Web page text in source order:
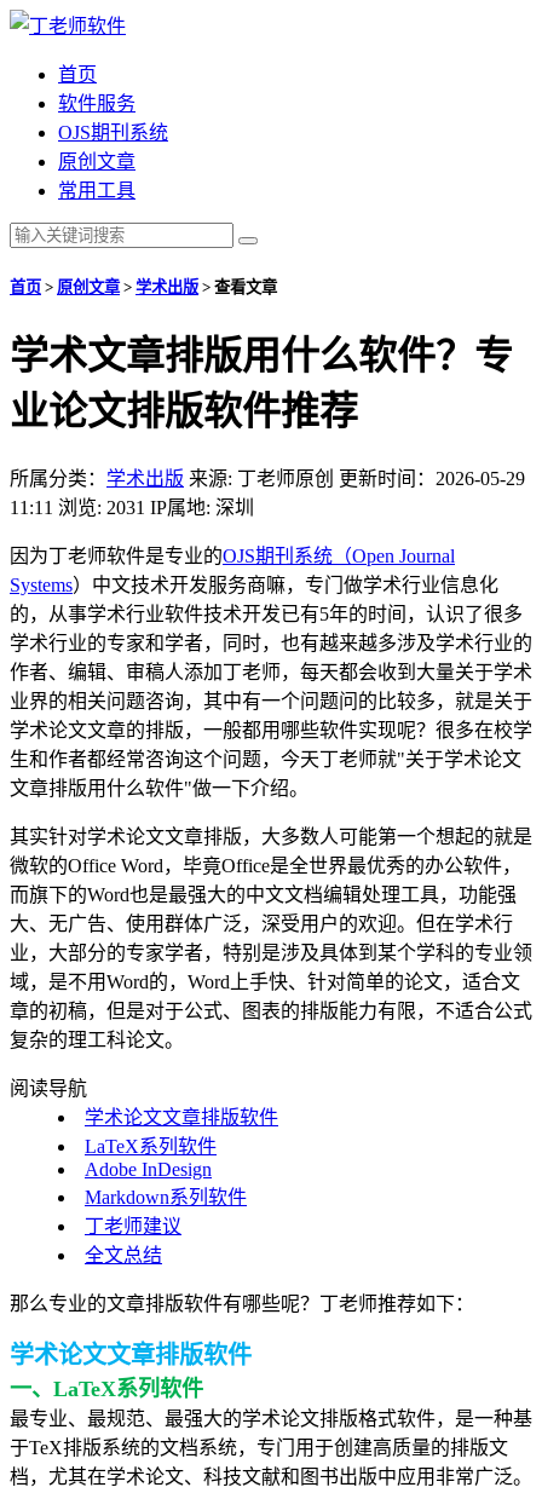
首页
软件服务
OJS期刊系统
原创文章
常用工具
首页 > 原创文章> 学术出版 > 查看文章
学术文章排版用什么软件？专
业论文排版软件推荐
所属分类： 学术出版 来源: 丁老师原创 更新时间：2026-05-29
11:11 浏览: 2031 IP属地: 深圳
因为丁老师软件是专业的OJS期刊系统（Open Journal
Systems）中文技术开发服务商嘛，专门做学术行业信息化
的，从事学术行业软件技术开发已有5年的时间，认识了很多
学术行业的专家和学者，同时，也有越来越多涉及学术行业的
作者、编辑、审稿人添加丁老师，每天都会收到大量关于学术
业界的相关问题咨询，其中有一个问题问的比较多，就是关于
学术论文文章的排版，一般都用哪些软件实现呢？很多在校学
生和作者都经常咨询这个问题，今天丁老师就"关于学术论文
文章排版用什么软件"做一下介绍。
其实针对学术论文文章排版，大多数人可能第一个想起的就是
微软的Office Word，毕竟Office是全世界最优秀的办公软件，
而旗下的Word也是最强大的中文文档编辑处理工具，功能强
大、无广告、使用群体广泛，深受用户的欢迎。但在学术行
业，大部分的专家学者，特别是涉及具体到某个学科的专业领
域，是不用Word的，Word上手快、针对简单的论文，适合文
章的初稿，但是对于公式、图表的排版能力有限，不适合公式
复杂的理工科论文。
阅读导航
学术论文文章排版软件
LaTeX系列软件
Adobe InDesign
Markdown系列软件
丁老师建议
全文总结
那么专业的文章排版软件有哪些呢？丁老师推荐如下：
学术论文文章排版软件
一、LaTeX系列软件
最专业、最规范、最强大的学术论文排版格式软件，是一种基
于TeX排版系统的文档系统，专门用于创建高质量的排版文
档，尤其在学术论文、科技文献和图书出版中应用非常广泛。